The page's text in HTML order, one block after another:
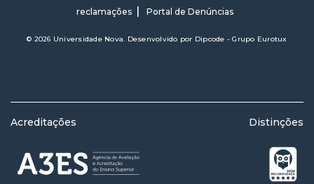
reclamações
Portal de Denúncias
© 2026 Universidade Nova. Desenvolvido por Dipcode - Grupo Eurotux
Acreditações Distinções